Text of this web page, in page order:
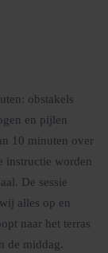
obstakels
en pijlen
10 minuten over
instructie worden
De sessie
alles op en
naar het terras
de middag.